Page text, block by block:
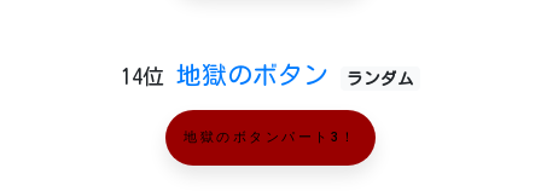
14位 地獄のボタン ランダム
地獄のボタンパート3！